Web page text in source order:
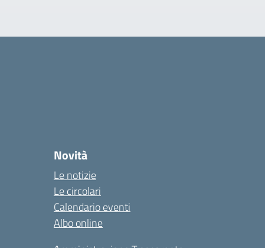
Novità
Le notizie
Le circolari
Calendario eventi
Albo online